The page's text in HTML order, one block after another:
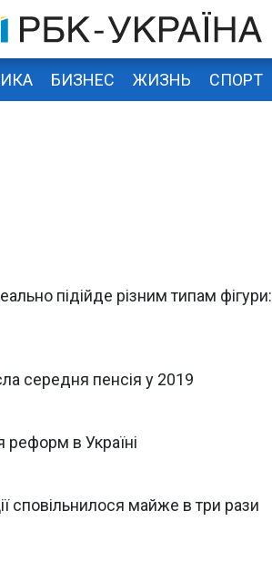
БИЗНЕС ЖИЗНЬ СПОРТ
підійде різним типам фігури:
середня пенсія у 2019
в Україні
сповільнилося майже в три рази